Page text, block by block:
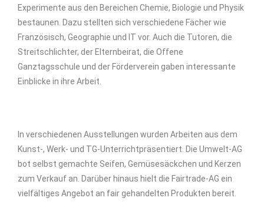
Experimente aus den Bereichen Chemie, Biologie und Physik
bestaunen. Dazu stellten sich verschiedene Fächerwie
Französisch, Geographie und IT vor. Auch die Tutoren, die
Streitschlichter, der Elternbeirat, die Offene
Ganztagsschule und der Förderverein gaben interessante
Einblicke in ihre Arbeit
In verschiedenen Ausstellungen wurden Arbeiten aus dem
Kunst-, Werk- und TG-Unterrichtpräsentiert Die Umwelt-AG
bot selbst gemachte Seifen, Gemüsesäckchen und Kerzen
zum Verkauf an Darüber hinaus hielt die Fairtrade-AG ein
vielfältiges Angebot an fair gehandelten Produkten bereit.